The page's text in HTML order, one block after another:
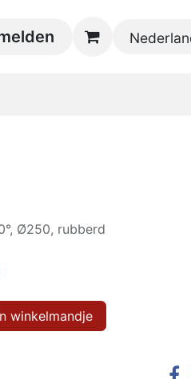
Contact
Ø250, rubberd
winkelmandje